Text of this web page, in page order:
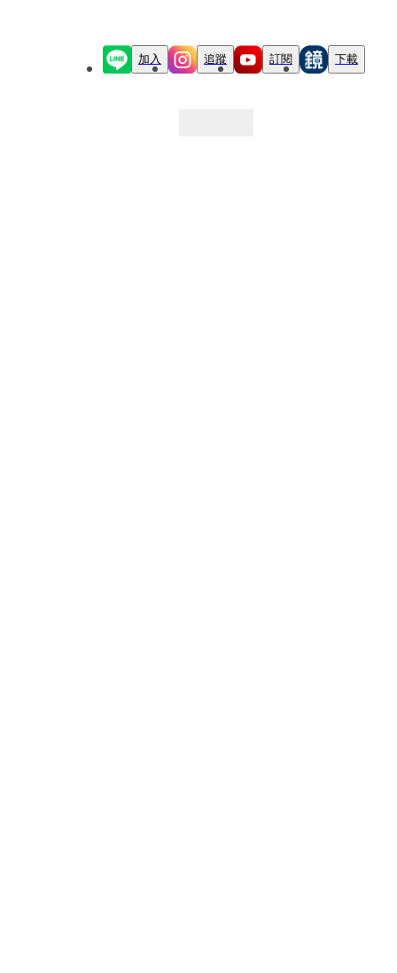
加入 追蹤 訂閱 下載